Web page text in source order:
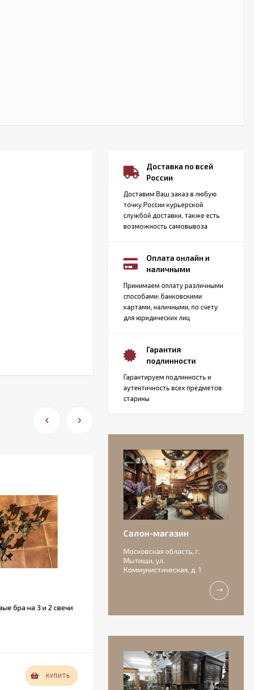
бра на 3 и 2 свечи
КУПИТЬ
рукоятками из рога.
В НАЛИЧИИ
12 000₽ КУПИТЬ
Доставка по всей
России
Доставим Ваш заказ в любую
точку России курьерской
службой доставки, также есть
возможность самовывоза
Оплата онлайн и
наличными
Принимаем оплату различными
способами: банковскими
картами, наличными, по счету
для юридических лиц
Гарантия
подлинности
Гарантируем подлинность и
аутентичность всех предметов
старины
Салон-магазин
Московская область, г.
Мытищи, ул.
Коммунистическая, д. 1